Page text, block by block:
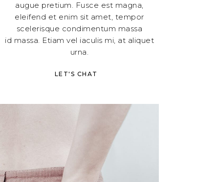
augue pretium. Fusce est magna,
eleifend et enim sit amet, tempor
scelerisque condimentum massa
id massa. Etiam vel iaculis mi, at aliquet
urna.
LET'S CHAT